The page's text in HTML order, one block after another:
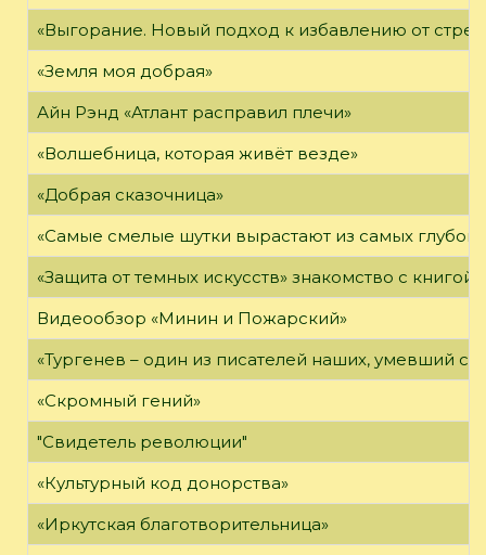
«Выгорание. Новый подход к избавлению от
«Земля моя добрая»
Айн Рэнд «Атлант расправил плечи»
«Волшебница, которая живёт везде»
«Добрая сказочница»
«Самые смелые шутки вырастают из самых
«Защита от темных искусств» знакомство с
Видеообзор «Минин и Пожарский»
«Тургенев – один из писателей наших, умевший
«Скромный гений»
"Свидетель революции"
«Культурный код донорства»
«Иркутская благотворительница»